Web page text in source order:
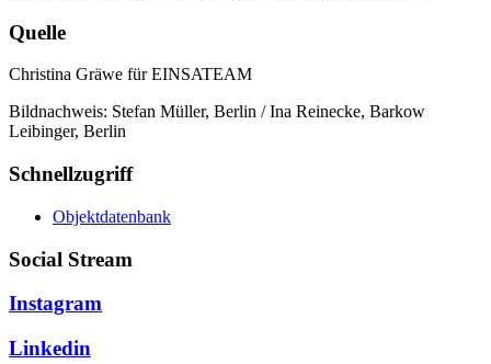
Quelle
Christina Gräwe für EINSATEAM
Bildnachweis: Stefan Müller, Berlin / Ina Reinecke, Barkow
Leibinger, Berlin
Schnellzugriff
Objektdatenbank
Social Stream
Instagram
Linkedin